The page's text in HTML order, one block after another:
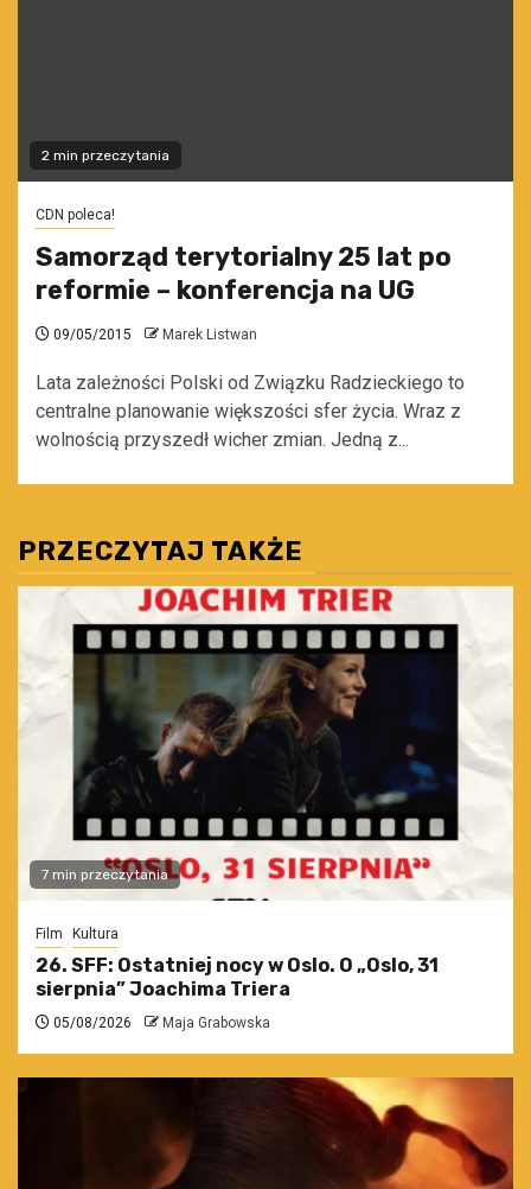
2 min przeczytania
CDN poleca!
Samorząd terytorialny 25 lat po
reformie – konferencja na UG
09/05/2015 Marek Listwan
Lata zależności Polski od Związku Radzieckiego to
centralne planowanie większości sfer życia. Wraz z
wolnością przyszedł wicher zmian. Jedną z...
PRZECZYTAJ TAKŻE
7 min przeczytania
Film Kultura
26. SFF: Ostatniej nocy w Oslo. O „Oslo, 31
sierpnia” Joachima Triera
05/08/2026 Maja Grabowska